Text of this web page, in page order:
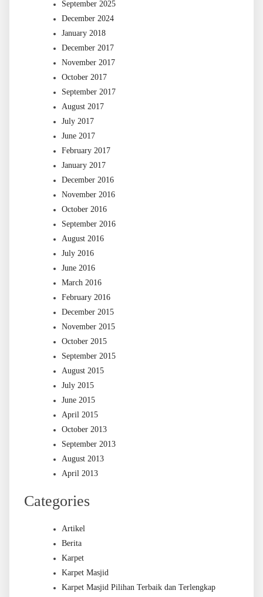
September 2025
December 2024
January 2018
December 2017
November 2017
October 2017
September 2017
August 2017
July 2017
June 2017
February 2017
January 2017
December 2016
November 2016
October 2016
September 2016
August 2016
July 2016
June 2016
March 2016
February 2016
December 2015
November 2015
October 2015
September 2015
August 2015
July 2015
June 2015
April 2015
October 2013
September 2013
August 2013
April 2013
Categories
Artikel
Berita
Karpet
Karpet Masjid
Karpet Masjid Pilihan Terbaik dan Terlengkap